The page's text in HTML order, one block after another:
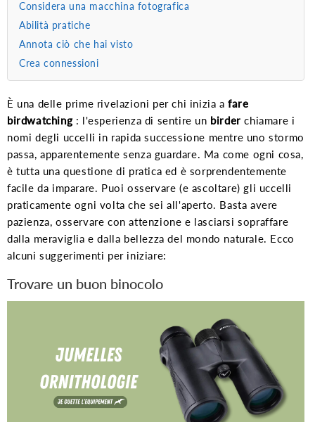
Considera una macchina fotografica
Abilità pratiche
Annota ciò che hai visto
Crea connessioni
È una delle prime rivelazioni per chi inizia afare
birdwatching: l'esperienza di sentire un birder chiamare i
nomi degli uccelli in rapida successione mentre uno stormo
passa, apparentemente senza guardare. Ma come ogni cosa,
è tutta una questione di pratica ed è sorprendentemente
facile da imparare. Puoi osservare (e ascoltare) gli uccelli
praticamente ogni volta che sei all'aperto. Basta avere
pazienza, osservare con attenzione e lasciarsi sopraffare
dalla meraviglia e dalla bellezza del mondo naturale. Ecco
alcuni suggerimenti per iniziare:
Trovare un buon binocolo